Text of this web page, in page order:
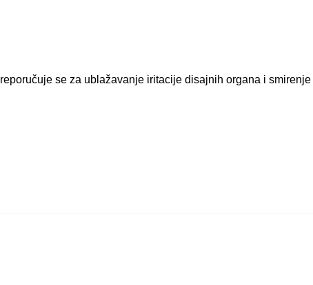
se za ublažavanje iritacije disajnih organa i